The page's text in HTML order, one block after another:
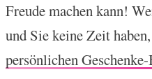
Freude machen kann!
und Sie keine Zeit
persönlichen